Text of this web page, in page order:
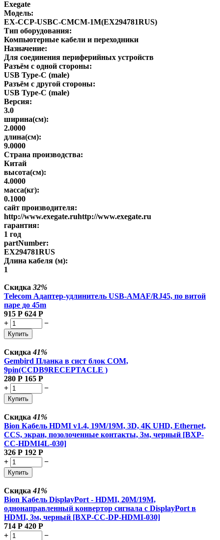
Exegate
Модель:
EX-CCP-USBC-CMCM-1M(EX294781RUS)
Тип оборудования:
Компьютерные кабели и переходники
Назначение:
Для соединения периферийных устройств
Разъём с одной стороны:
USB Type-C (male)
Разъём с другой стороны:
USB Type-C (male)
Версия:
3.0
ширина(см):
2.0000
длина(см):
9.0000
Страна производства:
Китай
высота(см):
4.0000
масса(кг):
0.1000
сайт производителя:
http://www.exegate.ruhttp://www.exegate.ru
гарантия:
1 год
partNumber:
EX294781RUS
Длина кабеля (м):
1
Скидка 32%
Telecom Адаптер-удлинитель USB-AMAF/RJ45, по витой
паре до 45m
915 Р 624 Р
+
−
Купить
Скидка41%
Gembird Планка в сист блок COM,
9pin(CCDB9RECEPTACLE )
280 Р 165 Р
+
−
Купить
Скидка41%
Bion Кабель HDMI v1.4, 19M/19M, 3D, 4K UHD, Ethernet,
CCS, экран, позолоченные контакты, 3м, черный [BXP-
CC-HDMI4L-030]
326 Р 192 Р
+
−
Купить
Скидка41%
Bion Кабель DisplayPort - HDMI, 20M/19M,
однонаправленный конвертор сигнала с DisplayPort в
HDMI, 3м, черный [BXP-CC-DP-HDMI-030]
714 Р 420 Р
+
−